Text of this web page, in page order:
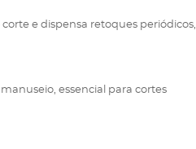
e dispensa retoques periódicos,
essencial para cortes